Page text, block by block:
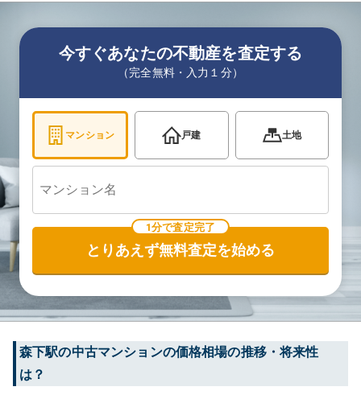
今すぐあなたの不動産を査定する
（完全無料・入力１分）
マンション 戸建 土地
1分で査定完了
とりあえず無料査定を始める
森下駅の中古マンションの価格相場の推移・将来性
は？